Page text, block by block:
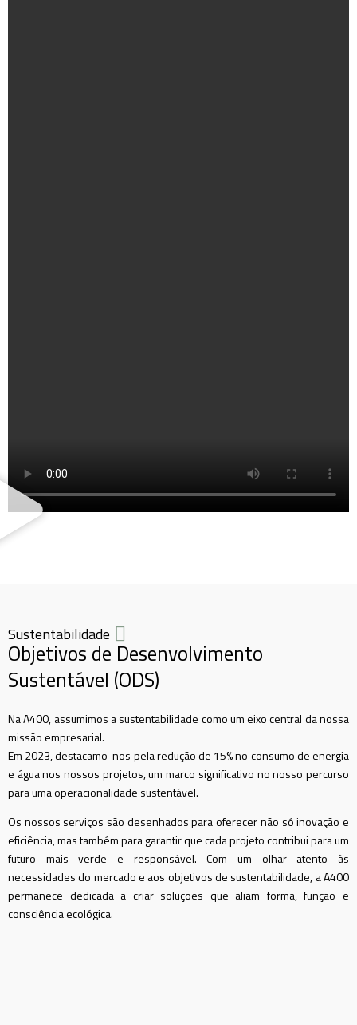
Sustentabilidade
Objetivos de Desenvolvimento
Sustentável (ODS)
Na A400, assumimos a sustentabilidade como um eixo central da nossa
missão empresarial.
Em 2023, destacamo-nos pela redução de 15% no consumo de energia
e água nos nossos projetos, um marco significativo no nosso percurso
para uma operacionalidade sustentável.
Os nossos serviços são desenhados para oferecer não só inovação e
eficiência, mas também para garantir que cada projeto contribui para um
futuro mais verde e responsável. Com um olhar atento às
necessidades do mercado e aos objetivos de sustentabilidade, a A400
permanece dedicada a criar soluções que aliam forma, função e
consciência ecológica.